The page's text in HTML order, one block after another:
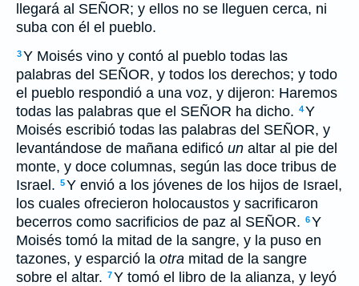
llegará al SEÑOR; y ellos no se lleguen cerca, ni
suba con él el pueblo.
3Y Moisés vino y contó al pueblo todas las
palabras del SEÑOR, y todos los derechos; y todo
el pueblo respondió a una voz, y dijeron: Haremos
todas las palabras que el SEÑOR ha dicho. 4Y
Moisés escribió todas las palabras del SEÑOR, y
levantándose de mañana edificó un altar al pie del
monte, y doce columnas, según las doce tribus de
Israel. 5Y envió a los jóvenes de los hijos de Israel,
los cuales ofrecieron holocaustos y sacrificaron
becerros como sacrificios de paz al SEÑOR. 6Y
Moisés tomó la mitad de la sangre, y la puso en
tazones, y esparció la otra mitad de la sangre
sobre el altar. 7Y tomó el libro de la alianza, y leyó